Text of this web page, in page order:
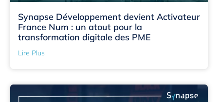
Synapse Développement devient Activateur
France Num : un atout pour la
transformation digitale des PME
Lire Plus